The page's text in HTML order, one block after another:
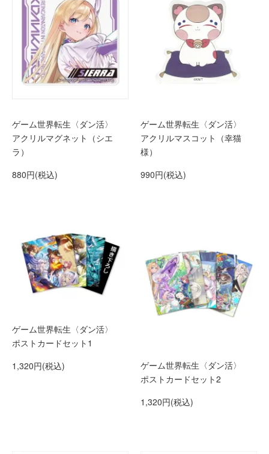
ゲーム世界転生〈ダン活〉
アクリルマグネット（シエ
ラ）
880円(税込)
ゲーム世界転生〈ダン活〉
アクリルマスコット（幸猫
様）
990円(税込)
ゲーム世界転生〈ダン活〉
ポストカードセット1
1,320円(税込)
ゲーム世界転生〈ダン活〉
ポストカードセット2
1,320円(税込)